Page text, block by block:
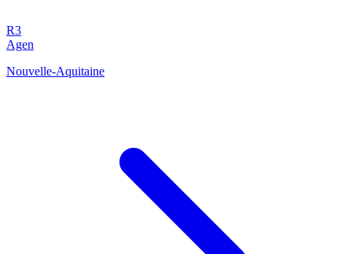
R3
Agen
Nouvelle-Aquitaine